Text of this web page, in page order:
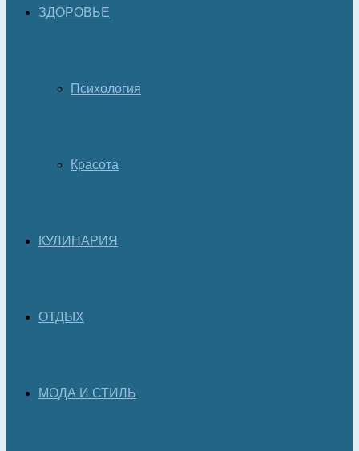
ЗДОРОВЬЕ
Психология
Красота
КУЛИНАРИЯ
ОТДЫХ
МОДА И СТИЛЬ